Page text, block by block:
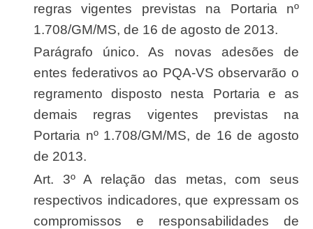
regras vigentes previstas na Portaria nº
1.708/GM/MS, de 16 de agosto de 2013.
Parágrafo único. As novas adesões de
entes federativos ao PQA-VS observarão o
regramento disposto nesta Portaria e as
demais regras vigentes previstas na
Portaria nº 1.708/GM/MS, de 16 de agosto
de 2013.
Art. 3º A relação das metas, com seus
respectivos indicadores, que expressam os
compromissos e responsabilidades de